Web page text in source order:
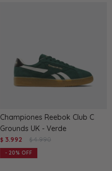
Championes Reebok Club C
Grounds UK - Verde
$ 3.992 $ 4.990
20